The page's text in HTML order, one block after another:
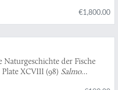
€1,800.00
Naturgeschichte der Fische
XCVIII (98) Salmo